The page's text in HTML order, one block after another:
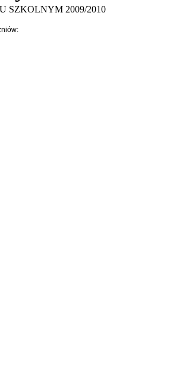
SZKOLNYM 2009/2010